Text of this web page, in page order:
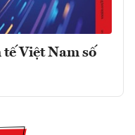
Việt Nam số